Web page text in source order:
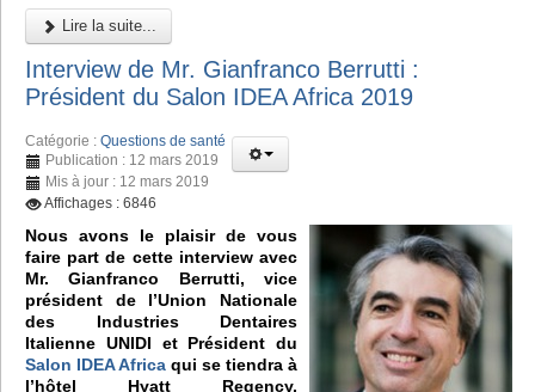
Lire la suite...
Interview de Mr. Gianfranco Berrutti :
Président du Salon IDEA Africa 2019
Catégorie : Questions de santé
Publication : 12 mars 2019
Mis à jour : 12 mars 2019
Affichages : 6846
Nous avons le plaisir de vous
faire part de cette interview avec
Mr. Gianfranco Berrutti, vice
président de l’Union Nationale
des Industries Dentaires
Italienne UNIDI et Président du
Salon IDEA Africa qui se tiendra à
l’hôtel Hyatt Regency,